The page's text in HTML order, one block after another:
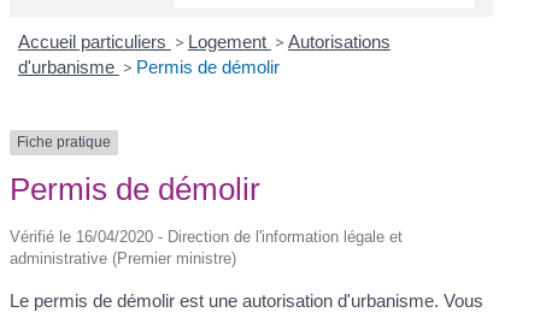
Accueil particuliers > Logement > Autorisations
d'urbanisme > Permis de démolir
Fiche pratique
Permis de démolir
Vérifié le 16/04/2020 - Direction de l'information légale et
administrative (Premier ministre)
Le permis de démolir est une autorisation d'urbanisme. Vous